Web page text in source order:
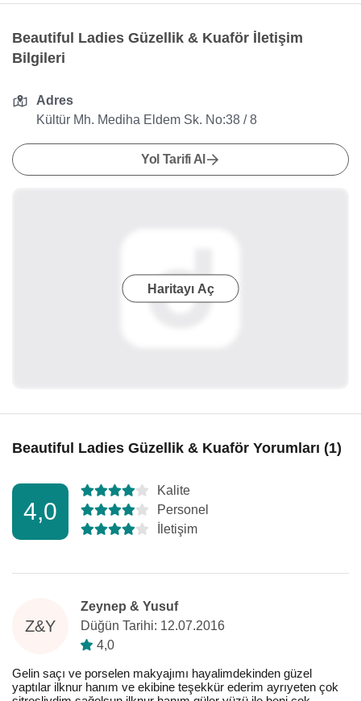
Beautiful Ladies Güzellik & Kuaför İletişim
Bilgileri
Adres
Kültür Mh. Mediha Eldem Sk. No:38 / 8
Yol Tarifi Al
Haritayı Aç
Beautiful Ladies Güzellik & Kuaför Yorumları (1)
4,0
Kalite
Personel
İletişim
Z&Y
Zeynep & Yusuf
Düğün Tarihi: 12.07.2016
4,0
Gelin saçı ve porselen makyajımı hayalimdekinden güzel
yaptılar ilknur hanım ve ekibine teşekkür ederim ayrıyeten çok